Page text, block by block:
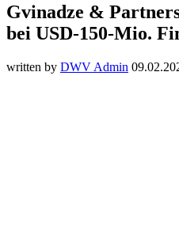
Gvinadze &
bei USD-150-Mio.
written by DWV Admin